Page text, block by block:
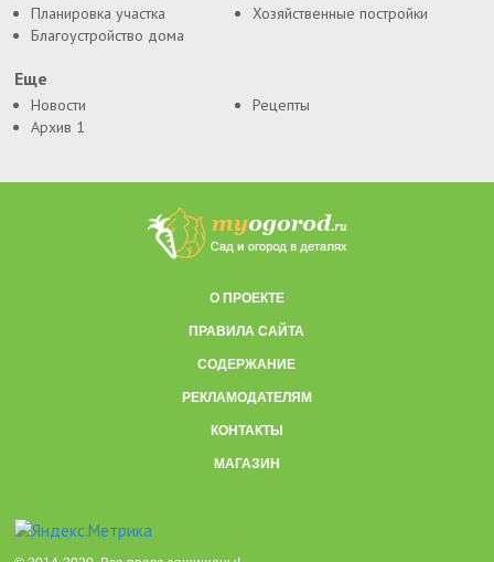
Планировка участка
Хозяйственные постройки
Благоустройство дома
Еще
Новости
Рецепты
Архив 1
О ПРОЕКТЕ
ПРАВИЛА САЙТА
СОДЕРЖАНИЕ
РЕКЛАМОДАТЕЛЯМ
КОНТАКТЫ
МАГАЗИН